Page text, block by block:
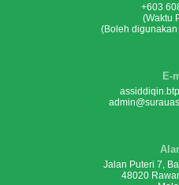
+603
(Waktu
(Boleh
E-
Jalan Puteri 7,
48020